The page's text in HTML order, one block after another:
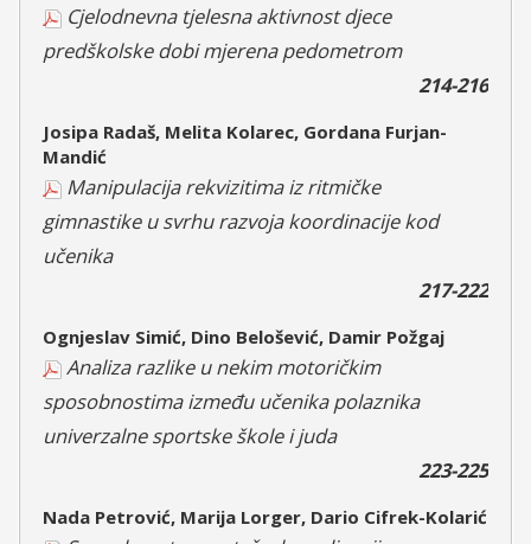
Cjelodnevna tjelesna aktivnost djece
predškolske dobi mjerena pedometrom
214-216
Josipa Radaš, Melita Kolarec, Gordana Furjan-
Mandić
Manipulacija rekvizitima iz ritmičke
gimnastike u svrhu razvoja koordinacije kod
učenika
217-222
Ognjeslav Simić, Dino Belošević, Damir Požgaj
Analiza razlike u nekim motoričkim
sposobnostima između učenika polaznika
univerzalne sportske škole i juda
223-225
Nada Petrović, Marija Lorger, Dario Cifrek-Kolarić